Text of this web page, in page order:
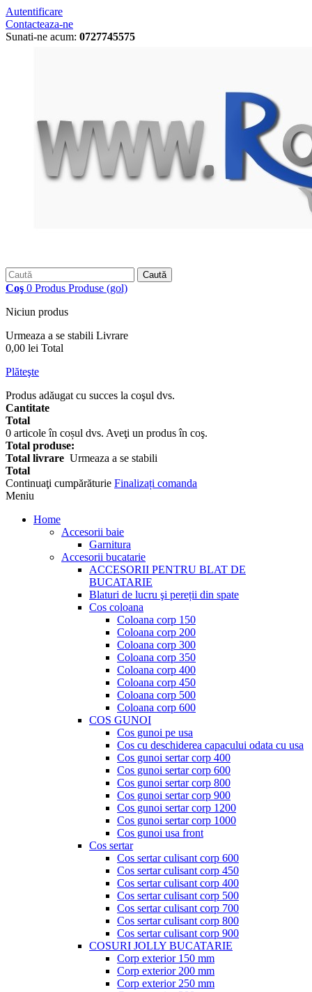
Autentificare
Contacteaza-ne
Sunati-ne acum: 0727745575
Caută
Coş 0 Produs Produse (gol)
Niciun produs
Urmeaza a se stabili Livrare
0,00 lei Total
Plăteşte
Produs adăugat cu succes la coşul dvs.
Cantitate
Total
0 articole în coșul dvs. Aveţi un produs în coş.
Total produse:
Total livrare Urmeaza a se stabili
Total
Continuaţi cumpărăturie Finalizați comanda
Meniu
Home
Accesorii baie
Garnitura
Accesorii bucatarie
ACCESORII PENTRU BLAT DE
BUCATARIE
Blaturi de lucru şi pereții din spate
Cos coloana
Coloana corp 150
Coloana corp 200
Coloana corp 300
Coloana corp 350
Coloana corp 400
Coloana corp 450
Coloana corp 500
Coloana corp 600
COS GUNOI
Cos gunoi pe usa
Cos cu deschiderea capacului odata cu usa
Cos gunoi sertar corp 400
Cos gunoi sertar corp 600
Cos gunoi sertar corp 800
Cos gunoi sertar corp 900
Cos gunoi sertar corp 1200
Cos gunoi sertar corp 1000
Cos gunoi usa front
Cos sertar
Cos sertar culisant corp 600
Cos sertar culisant corp 450
Cos sertar culisant corp 400
Cos sertar culisant corp 500
Cos sertar culisant corp 700
Cos sertar culisant corp 800
Cos sertar culisant corp 900
COSURI JOLLY BUCATARIE
Corp exterior 150 mm
Corp exterior 200 mm
Corp exterior 250 mm